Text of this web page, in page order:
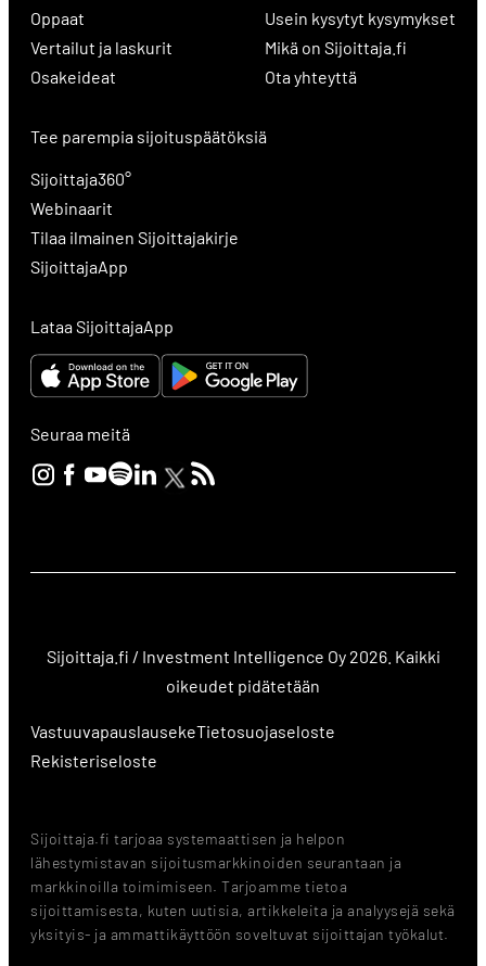
Oppaat
Vertailut ja laskurit
Osakeideat
Usein kysytyt kysymykset
Mikä on Sijoittaja.fi
Ota yhteyttä
Tee parempia sijoituspäätöksiä
Sijoittaja360°
Webinaarit
Tilaa ilmainen Sijoittajakirje
SijoittajaApp
Lataa SijoittajaApp
Seuraa meitä
Sijoittaja.fi / Investment Intelligence Oy 2026. Kaikki
oikeudet pidätetään
VastuuvapauslausekeTietosuojaseloste
Rekisteriseloste
Sijoittaja.fi tarjoaa systemaattisen ja helpon
lähestymistavan sijoitusmarkkinoiden seurantaan ja
markkinoilla toimimiseen. Tarjoamme tietoa
sijoittamisesta, kuten uutisia, artikkeleita ja analyysejä sekä
yksityis- ja ammattikäyttöön soveltuvat sijoittajan työkalut.